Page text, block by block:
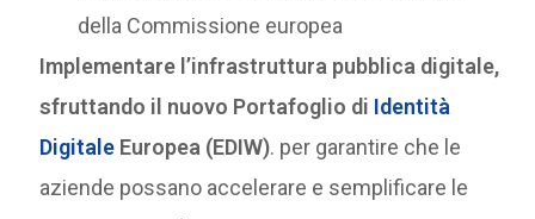
della Commissione europea
Implementare l’infrastruttura pubblica digitale,
sfruttando il nuovo Portafoglio di Identità
Digitale Europea (EDIW). per garantire che le
aziende possano accelerare e semplificare le